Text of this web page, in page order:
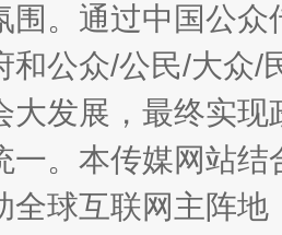
围。通过中国公
和公众/公民/大众
大发展，最终实
一。本传媒网站
全球互联网主阵